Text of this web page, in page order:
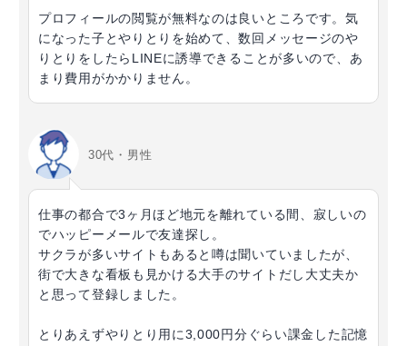
プロフィールの閲覧が無料なのは良いところです。気
になった子とやりとりを始めて、数回メッセージのや
りとりをしたらLINEに誘導できることが多いので、あ
まり費用がかかりません。
30代・男性
仕事の都合で3ヶ月ほど地元を離れている間、寂しいの
でハッピーメールで友達探し。
サクラが多いサイトもあると噂は聞いていましたが、
街で大きな看板も見かける大手のサイトだし大丈夫か
と思って登録しました。
とりあえずやりとり用に3,000円分ぐらい課金した記憶